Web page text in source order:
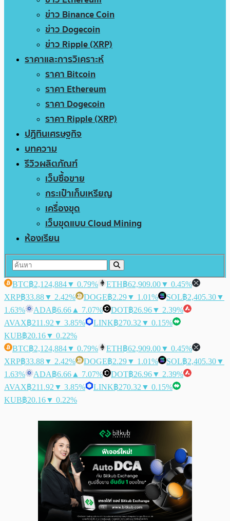
ข่าว Binance Coin
ข่าว Dogecoin
ข่าว Ripple (XRP)
ราคาและการวิเคราะห์
ราคา Bitcoin
ราคา Ethereum
ราคา Dogecoin
ราคา Ripple (XRP)
ปฏิทินเศรษฐกิจ
บทความ
รีวิวผลิตภัณฑ์
เว็บซื้อขาย
กระเป๋าเก็บเหรียญ
เครื่องขุด
เว็บขุดแบบ Cloud Mining
ห้องเรียน
BTC฿2,124,884▼ 0.79% ETH฿62,909.00▼ 0.45%
XRP฿33.88▼ 2.42% DOGE฿2.29▼ 1.01% SOL฿2,405.30▼
1.63%
ADA฿6.66 ▲ 7.07% DOT฿26.96▼ 2.39%
AVAX฿211.92 ▼ 3.85% LINK฿270.32 ▼ 0.15%
KUB฿20.16▼ 0.22%
BTC฿2,124,884▼ 0.79% ETH฿62,909.00▼ 0.45%
XRP฿33.88▼ 2.42% DOGE฿2.29▼ 1.01% SOL฿2,405.30▼
1.63%
ADA฿6.66 ▲ 7.07% DOT฿26.96▼ 2.39%
AVAX฿211.92 ▼ 3.85% LINK฿270.32 ▼ 0.15%
KUB฿20.16▼ 0.22%